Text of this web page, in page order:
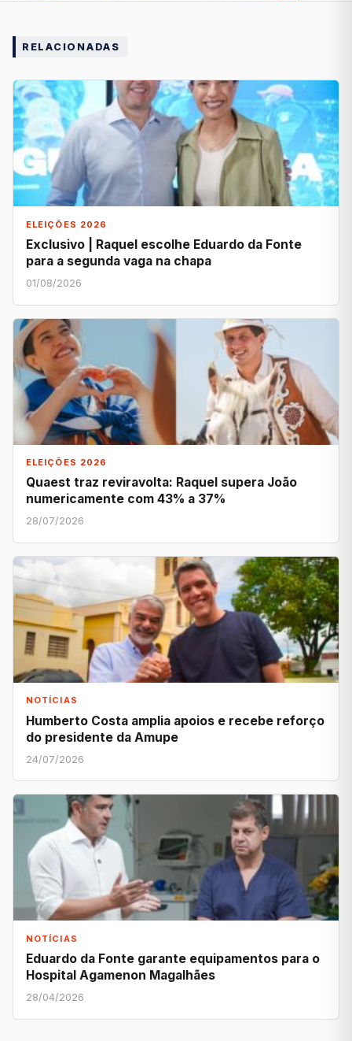
RELACIONADAS
ELEIÇÕES 2026
Exclusivo | Raquel escolhe Eduardo da Fonte
para a segunda vaga na chapa
01/08/2026
ELEIÇÕES 2026
Quaest traz reviravolta: Raquel supera João
numericamente com 43% a 37%
28/07/2026
NOTÍCIAS
Humberto Costa amplia apoios e recebe reforço
do presidente da Amupe
24/07/2026
NOTÍCIAS
Eduardo da Fonte garante equipamentos para o
Hospital Agamenon Magalhães
28/04/2026